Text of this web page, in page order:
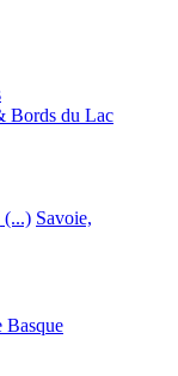
Bords du Lac
(...) Savoie,
Basque